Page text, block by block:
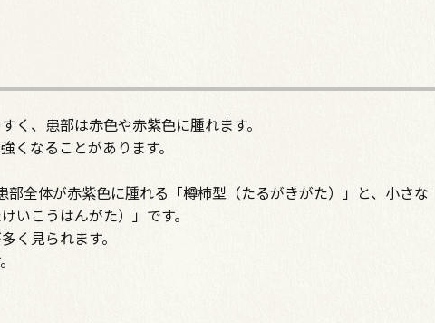
く、患部は赤色や赤紫色に腫れます。
くなることがあります。
全体が赤紫色に腫れる「樽柿型（たるがきがた）」と、小さな
いこうはんがた）」です。
く見られます。